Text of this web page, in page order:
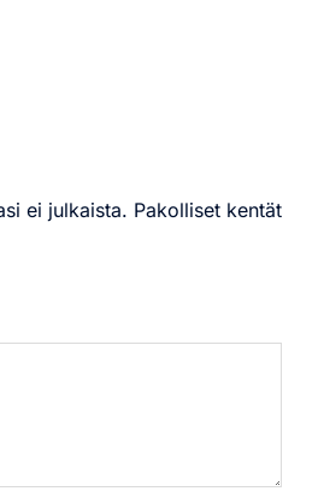
ei julkaista. Pakolliset kentät